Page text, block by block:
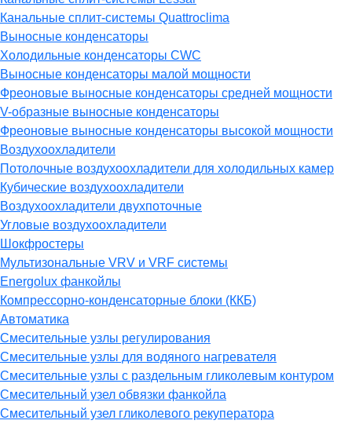
Канальные сплит-системы Quattroclima
Выносные конденсаторы
Холодильные конденсаторы CWC
Выносные конденсаторы малой мощности
Фреоновые выносные конденсаторы средней мощности
V-образные выносные конденсаторы
Фреоновые выносные конденсаторы высокой мощности
Воздухоохладители
Потолочные воздухоохладители для холодильных камер
Кубические воздухоохладители
Воздухоохладители двухпоточные
Угловые воздухоохладители
Шокфростеры
Мультизональные VRV и VRF системы
Energolux фанкойлы
Компрессорно-конденсаторные блоки (ККБ)
Автоматика
Смесительные узлы регулирования
Смесительные узлы для водяного нагревателя
Смесительные узлы с раздельным гликолевым контуром
Смесительный узел обвязки фанкойла
Смесительный узел гликолевого рекуператора